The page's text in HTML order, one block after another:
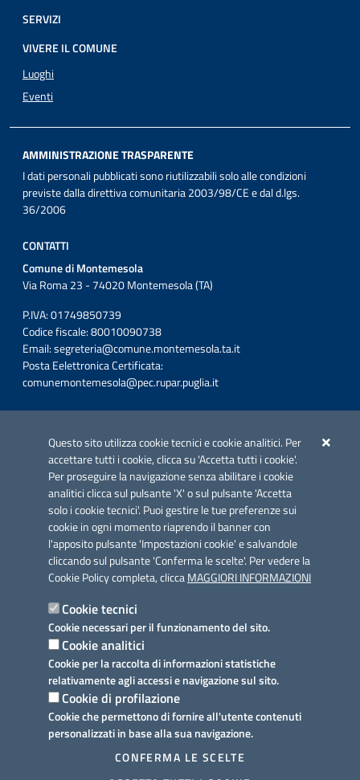
Questo sito utilizza cookie tecnici e cookie analitici. Per
accettare tutti i cookie, clicca su 'Accetta tutti i cookie'.
Per proseguire la navigazione senza abilitare i cookie
analitici clicca sul pulsante 'X' o sul pulsante 'Accetta
solo i cookie tecnici'. Puoi gestire le tue preferenze sui
cookie in ogni momento riaprendo il banner con
l'apposito pulsante 'Impostazioni cookie' e salvandole
cliccando sul pulsante 'Conferma le scelte'. Per vedere la
Cookie Policy completa, cliccaMAGGIORI INFORMAZIONI
Cookie tecnici
Cookie necessari per il funzionamento del sito.
Cookie analitici
Cookie per la raccolta di informazioni statistiche
relativamente agli accessi e navigazione sul sito.
Cookie di profilazione
Cookie che permettono di fornire all'utente contenuti
personalizzati in base alla sua navigazione.
CONFERMA LE SCELTE
SERVIZI
VIVERE IL COMUNE
Luoghi
Eventi
AMMINISTRAZIONE TRASPARENTE
I dati personali pubblicati sono riutilizzabili solo alle condizioni
previste dalla direttiva comunitaria 2003/98/CE e dal d.lgs.
36/2006
CONTATTI
Comune di Montemesola
Via Roma 23 - 74020 Montemesola (TA)
P.IVA: 01749850739
Codice fiscale: 80010090738
Email:segreteria@comune.montemesola.ta.it
Posta Eelettronica Certificata:
comunemontemesola@pec.rupar.puglia.it
Azione 2.3.
Link utili
Informativa privacy
Dichiarazione di accessibilità
Note legali
Domande frequenti
Richiesta assistenza
Prenotazione appuntamento